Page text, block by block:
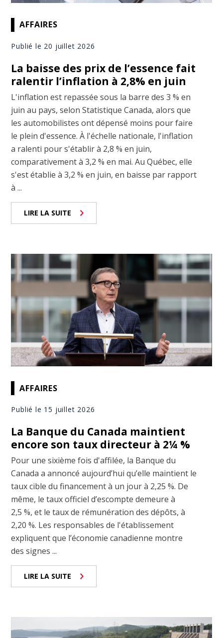
AFFAIRES
Publié le 20 juillet 2026
La baisse des prix de l’essence fait
ralentir l’inflation à 2,8% en juin
L'inflation est repassée sous la barre des 3 % en
juin au pays, selon Statistique Canada, alors que
les automobilistes ont dépensé moins pour faire
le plein d'essence. À l'échelle nationale, l'inflation
a ralenti pour s'établir à 2,8 % en juin,
comparativement à 3,2 % en mai. Au Québec, elle
s'est établie à 3,2 % en juin, en baisse par rapport
à ...
LIRE LA SUITE
AFFAIRES
Publié le 15 juillet 2026
La Banque du Canada maintient
encore son taux directeur à 2¼ %
Pour une sixième fois d'affilée, la Banque du
Canada a annoncé aujourd’hui qu’elle maintient le
taux cible du financement à un jour à 2,25 %. De
même, le taux officiel d’escompte demeure à
2,5 %, et le taux de rémunération des dépôts, à
2,20 %. Les responsables de l'établissement
expliquent que l’économie canadienne montre
des signes ...
LIRE LA SUITE